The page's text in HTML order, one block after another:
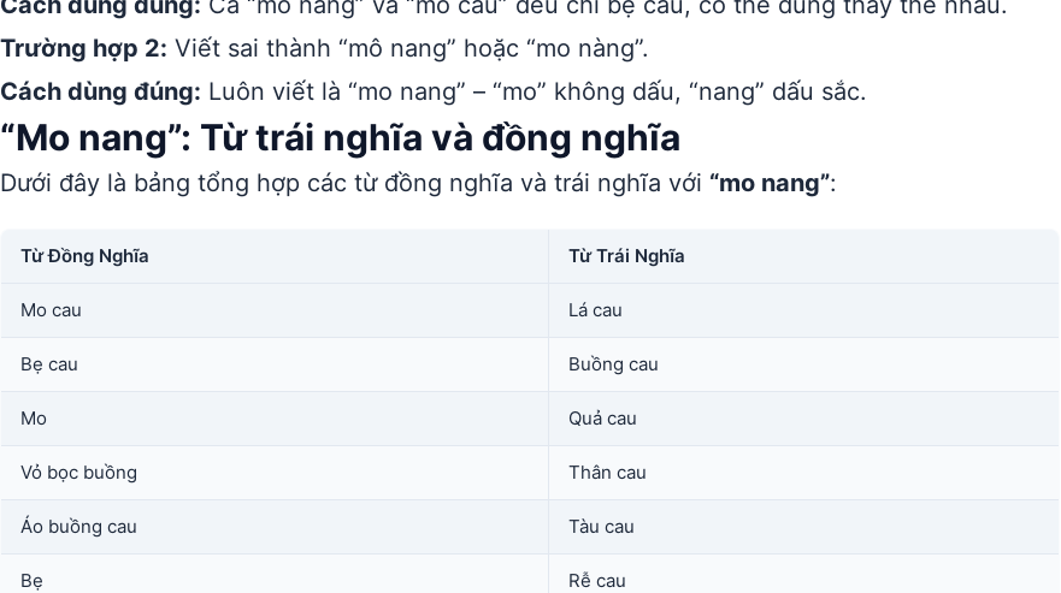
Trường hợp 2: Viết sai thành “mô nang” hoặc “mo nàng”.
Cách dùng đúng: Luôn viết là “mo nang” – “mo” không dấu, “nang” dấu sắc.
“Mo nang”: Từ trái nghĩa và đồng nghĩa
Dưới đây là bảng tổng hợp các từ đồng nghĩa và trái nghĩa với “mo nang”:
Từ Đồng Nghĩa Từ Trái Nghĩa
Mo cau Lá cau
Bẹ cau Buồng cau
Mo Quả cau
Vỏ bọc buồng Thân cau
Áo buồng cau Tàu cau
Bẹ Rễ cau